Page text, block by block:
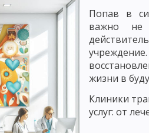
Попав в
важно не
жизни в
Клиники
услуг: от